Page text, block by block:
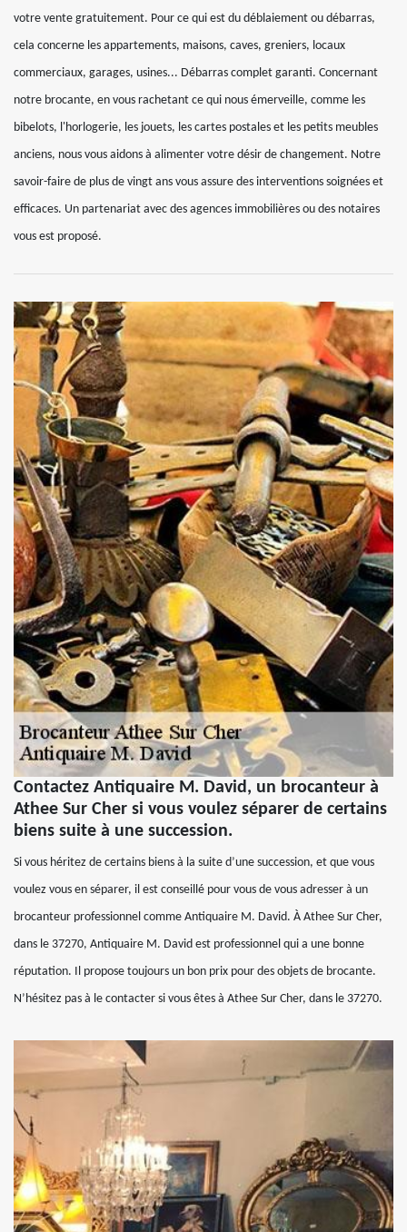
votre vente gratuitement. Pour ce qui est du déblaiement ou débarras,
cela concerne les appartements, maisons, caves, greniers, locaux
commerciaux, garages, usines... Débarras complet garanti. Concernant
notre brocante, en vous rachetant ce qui nous émerveille, comme les
bibelots, l'horlogerie, les jouets, les cartes postales et les petits meubles
anciens, nous vous aidons à alimenter votre désir de changement. Notre
savoir-faire de plus de vingt ans vous assure des interventions soignées et
efficaces. Un partenariat avec des agences immobilières ou des notaires
vous est proposé.
Contactez Antiquaire M. David, un brocanteur à
Athee Sur Cher si vous voulez séparer de certains
biens suite à une succession.
Si vous héritez de certains biens à la suite d’une succession, et que vous
voulez vous en séparer, il est conseillé pour vous de vous adresser à un
brocanteur professionnel comme Antiquaire M. David. À Athee Sur Cher,
dans le 37270, Antiquaire M. David est professionnel qui a une bonne
réputation. Il propose toujours un bon prix pour des objets de brocante.
N’hésitez pas à le contacter si vous êtes à Athee Sur Cher, dans le 37270.